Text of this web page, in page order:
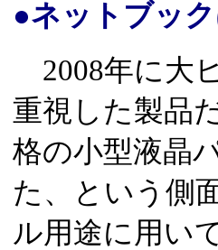
●ネットブッ
2008年に大
重視した製品
格の小型液晶
た、という側
ル用途に用い